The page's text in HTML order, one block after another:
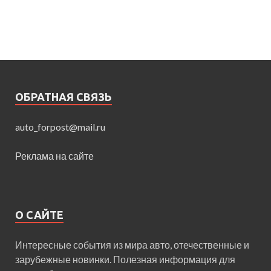
ОБРАТНАЯ СВЯЗЬ
auto_forpost@mail.ru
Реклама на сайте
О САЙТЕ
Интересные события из мира авто, отечественные и
зарубежные новинки. Полезная информация для